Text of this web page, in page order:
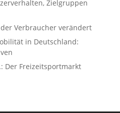
Zielgruppen
Verbraucher verändert
in Deutschland:
Der Freizeitsportmarkt